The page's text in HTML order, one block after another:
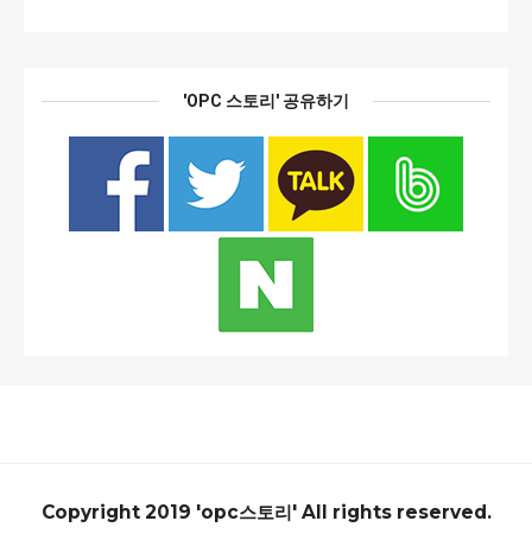
'OPC 스토리' 공유하기
Copyright 2019 'opc스토리' All rights reserved.